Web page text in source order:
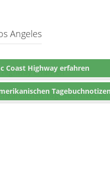
Angeles
Coast Highway erfahren